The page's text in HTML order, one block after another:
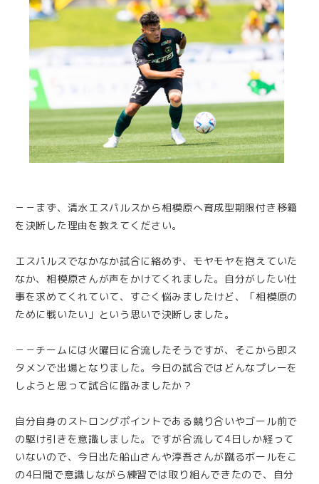
－－まず、清水エスパルスから相模原へ育成型期限付き移籍
を決断した理由を教えてください。
エスパルスでなかなか試合に絡めず、モヤモヤを抱えていた
なか、相模原さんが声をかけてくれました。自分がしたい仕
事を求めてくれていて、すごく悩みましたけど、「相模原の
ために戦いたい」という思いで決断しました。
－－チームには火曜日に合流したそうですが、そこから即ス
タメンで出場となりました。今日の試合ではどんなプレーを
しようと思って試合に臨みましたか？
自分自身のストロングポイントである競り合いやゴール前で
の駆け引きを意識しました。ですが合流して4日しか経って
いないので、今日出た船山さんや淳吾さんが蹴るボールをこ
の4日間で意識しながら練習では取り組んできたので、自分